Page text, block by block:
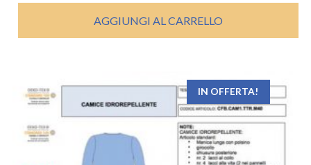
originale
era:
€ 17,00.
attuale
è:
€ 13,00.
AGGIUNGI AL CARRELLO
IN OFFERTA!